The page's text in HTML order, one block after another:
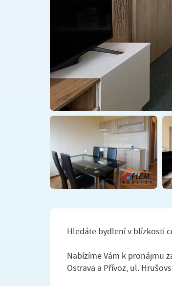
Hledáte bydlení v blízkosti
Nabízíme Vám k pronájmu
Ostrava a Přívoz, ul.